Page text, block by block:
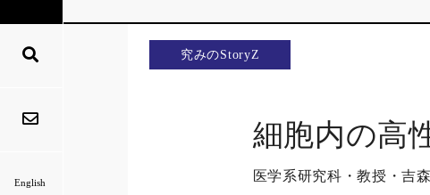
English
究みのStoryZ
細胞内の高
医学系研究科・教授・吉